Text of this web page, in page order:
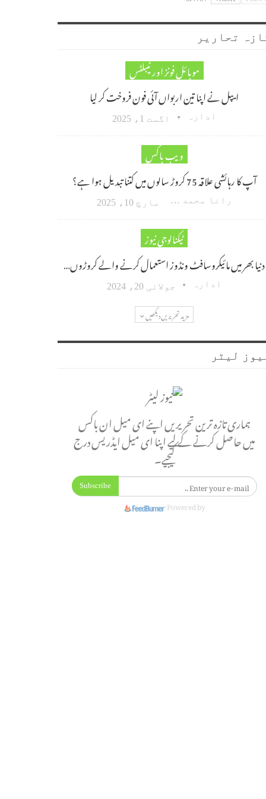
تحاریر
موبائل فونز اور ٹیبلٹس
ایپل نے اپنا تین اربواں آئی فون فروخت کر لیا
ادارہ اگست 1، 2025
ویب باکس
آپ کا رہائشی علاقہ 75 کروڑ سالوں میں کتنا تبدیل ہوا ہے؟
رانا محمد امین اکبر مارچ 10، 2025
ٹیکنالوجی نیوز
دنیا بھر میں مائیکروسافٹ ونڈوز استعمال کرنے والے کروڑوں…
ادارہ جولائی 20، 2024
مزید تحریریں دیکھیں
لیٹر
ہماری تازہ ترین تحریریں اپنے ای میل ان باکس
میں حاصل کرنے کے لیے اپنا ای میل ایڈریس درج
کیجیے۔
Subscribe
Powered by